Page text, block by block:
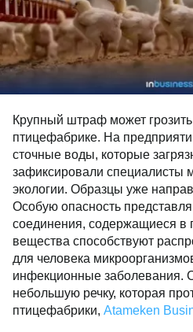
Крупный штраф может
птицефабрике. На
сточные воды, которые
зафиксировали специалисты
экологии. Образцы уже
Особую опасность
соединения, содержащиеся в
вещества способствуют
для человека
инфекционные заболевания.
небольшую речку, которая
птицефабрики, Atameken